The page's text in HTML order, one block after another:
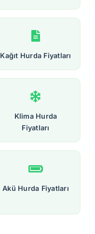
Kağıt Hurda Fiyatları
Klima Hurda
Fiyatları
Akü Hurda Fiyatları